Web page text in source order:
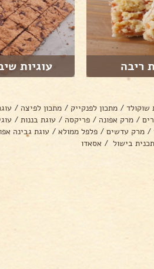
ריבה עוגיות
שוקולד / מתכון לפנקייק / מתכון לפיצה /
/ מרק אפונה / פריקסה / עוגת בננות /
/ מרק עדשים / פלפל ממולא / עוגת גבינה
תכנית בישול / אסאדו